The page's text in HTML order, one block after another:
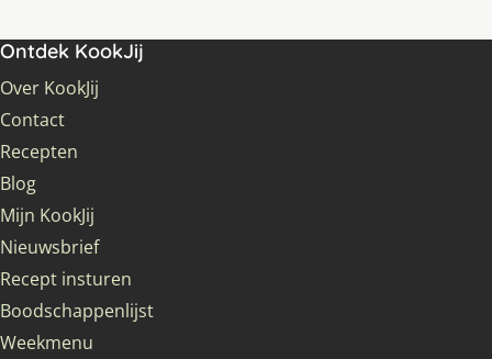
Ontdek KookJij
Over KookJij
Contact
Recepten
Blog
Mijn KookJij
Nieuwsbrief
Recept insturen
Boodschappenlijst
Weekmenu